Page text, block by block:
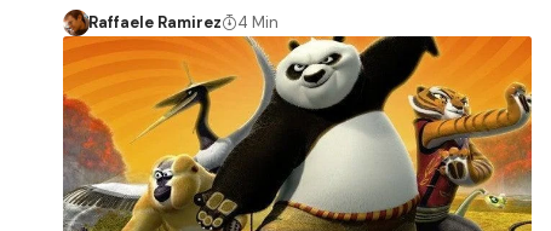
Raffaele Ramirez 4 Min